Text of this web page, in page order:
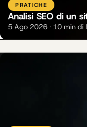
PRATICHE
Analisi SEO di un
5 Ago 2026 · 10 min di